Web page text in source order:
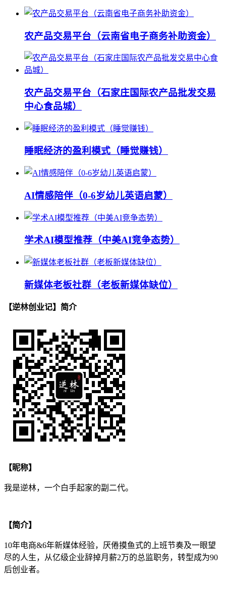
农产品交易平台（云南省电子商务补助资金）
农产品交易平台（石家庄国际农产品批发交易
中心食品城）
睡眠经济的盈利模式（睡觉赚钱）
AI情感陪伴（0-6岁幼儿英语启蒙）
学术AI模型推荐（中美AI竞争态势）
新媒体老板社群（老板新媒体缺位）
【逆林创业记】简介
【昵称】
我是逆林，一个白手起家的副二代。
【简介】
10年电商&6年新媒体经验，厌倦摸鱼式的上班节奏及一眼望
尽的人生，从亿级企业辞掉月薪2万的总监职务，转型成为90
后创业者。